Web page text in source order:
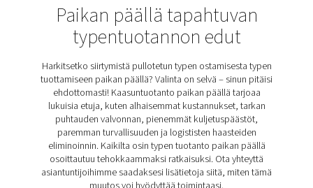
alhaisen tai keskipuhtaan typen tehokkaaseen
Tämä prosessi toimii erottamalla typpeä muista
kaasuista, kun paineilma kulkee onttojen
Nämä kuidut päästävät hapen, vesihöyryn ja muut
selektiivisesti läpi, kun taas typpi jatkaa
Kalvotekniikka varmistaa luotettavan ja jatkuvan
sillä siinä ei ole liikkuvia osia ja se on
ihanteellisesti erilaisiin sovelluksiin, joissa tarvitaan
%:n puhtautta.